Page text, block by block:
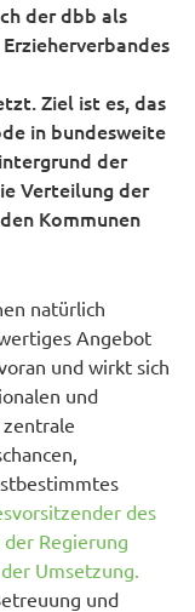
der dbb als
Ziel ist es, das
in bundesweite
der
Verteilung der
Kommunen
natürlich
Angebot
und wirkt sich
und
zentrale
des
Regierung
Umsetzung.
und